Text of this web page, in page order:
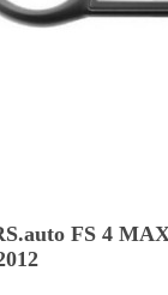
FS 4